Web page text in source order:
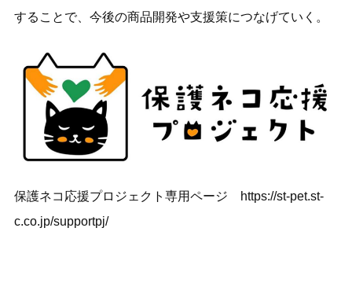
することで、今後の商品開発や支援策につなげていく。
保護ネコ応援プロジェクト専用ページ
https://st-pet.st-
c.co.jp/supportpj/